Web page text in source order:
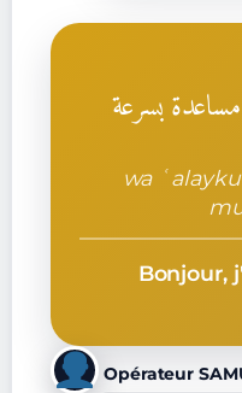
مساعدة بسرعة
wa
Bonjour,
Opérateur